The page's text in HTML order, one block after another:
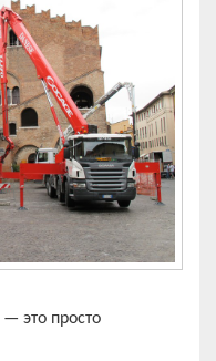
это просто